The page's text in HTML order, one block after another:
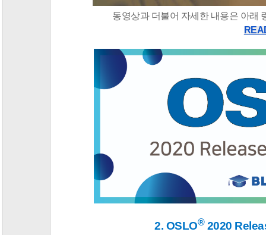
동영상과 더불어 자세한 내용은 아래
2. OSLO®2020